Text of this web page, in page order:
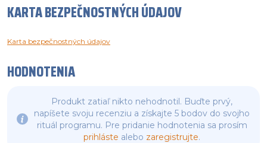
KARTA BEZPEČNOSTNÝCH ÚDAJOV
Karta bezpečnostných údajov
HODNOTENIA
Produkt zatiaľ nikto nehodnotil. Buďte prvý,
napíšete svoju recenziu a získajte 5 bodov do svojho
rituál programu. Pre pridanie hodnotenia sa prosím
prihláste alebo zaregistrujte.